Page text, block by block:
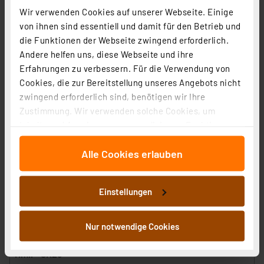
Wir verwenden Cookies auf unserer Webseite. Einige
von ihnen sind essentiell und damit für den Betrieb und
die Funktionen der Webseite zwingend erforderlich.
Andere helfen uns, diese Webseite und ihre
Erfahrungen zu verbessern. Für die Verwendung von
Cookies, die zur Bereitstellung unseres Angebots nicht
zwingend erforderlich sind, benötigen wir Ihre
Zustimmung. Wir verwenden solche Cookies, um
für soziale Medien anbieten zu können und die Zugriffe
auf unsere Website zu analysieren. Außerdem geben
wir Informationen zu Ihrer Verwendung unserer Website
an unsere Partner für soziale Medien, Werbung und
Analysen weiter. Unsere Partner führen diese
Informationen möglicherweise mit weiteren Daten
zusammen, die Sie ihnen bereitgestellt haben oder die
sie im Rahmen Ihrer Nutzung der Dienste gesammelt
Alle Cookies erlauben
Einstellungen
Nur notwendige Cookies
Statt 59,90 € **
inkl. MwSt.
Informationen zu Versandkosten
Homematic IP Smart Home Starter Set Heizen – pure,
HmIP-SK28